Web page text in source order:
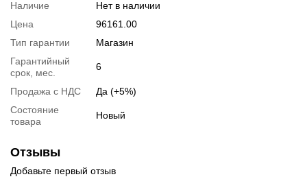
Тестирование видеокарты:nVidia GeForce RTX 4070 Super
Видеообзоры
Наличие
Нет в наличии
Цена
96161.00
Тип гарантии
Магазин
Гарантийный
срок, мес.
6
Продажа с НДС
Да (+5%)
Состояние
товара
Новый
Отзывы
Добавьте первый отзыв